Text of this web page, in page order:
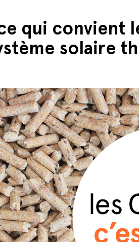
qui convient
solaire